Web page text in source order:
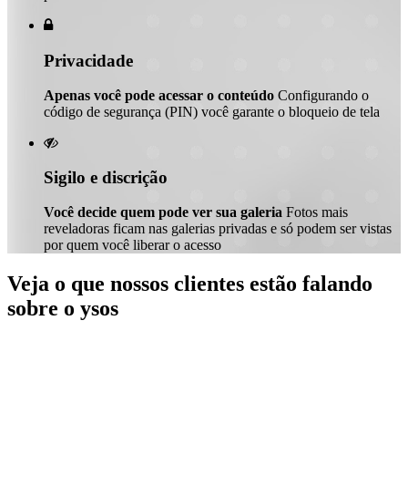

Privacidade
Apenas você pode acessar o conteúdo Configurando o
código de segurança (PIN) você garante o bloqueio de tela

Sigilo e discrição
Você decide quem pode ver sua galeria Fotos mais
reveladoras ficam nas galerias privadas e só podem ser vistas
por quem você liberar o acesso
Veja o que nossos clientes estão falando
sobre o ysos